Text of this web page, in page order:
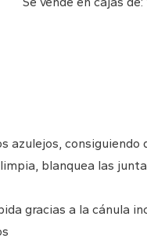
consiguiendo
blanquea las
gracias a la cánula